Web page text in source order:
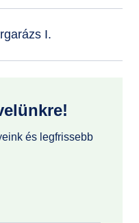
I.
és legfrissebb